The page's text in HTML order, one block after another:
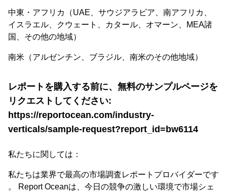
中東・アフリカ（UAE、サウジアラビア、南アフリカ、
イスラエル、クウェート、カタール、オマーン、MEA諸
国、その他の地域）
南米（アルゼンチン、ブラジル、南米のその他地域）
レポートを購入する前に、無料のサンプルページを
リクエストしてください:
https://reportocean.com/industry-
verticals/sample-request?report_id=bw6114
私たちに関しては：
私たちは業界で最高の市場調査レポートプロバイダーです
。 Report Oceanは、今日の競争の激しい環境で市場シェ